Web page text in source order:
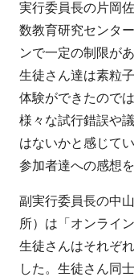
実行委員長の片岡
数教育研究センタ
ンで一定の制限が
生徒さん達は素粒
体験ができたので
様々な試行錯誤や
はないかと感じて
参加者達への感想
副実行委員長の中
所）は「オンライ
生徒さんはそれぞ
した。生徒さん同